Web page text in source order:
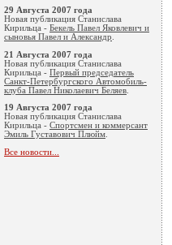
29 Августа 2007 года
Новая публикация Станислава
Кирильца - Бекель Павел Яковлевич и
сыновья Павел и Александр
21 Августа 2007 года
Новая публикация Станислава
Кирильца - Первый председатель
Санкт-Петербургского Автомобиль-
клуба Павел Николаевич Беляев
19 Августа 2007 года
Новая публикация Станислава
Кирильца - Cпортсмен и коммерсант
Эмиль Густавoвич Плюйм.
Все новости...